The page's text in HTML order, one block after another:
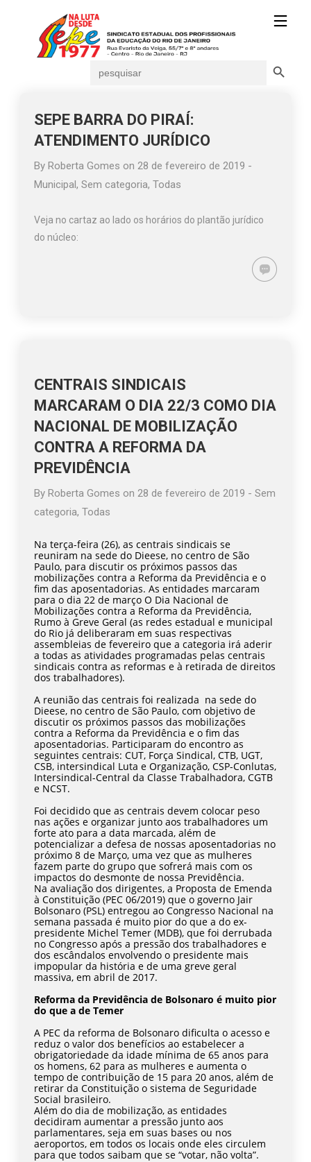
for:
SEPE BARRA DO PIRAÍ:
ATENDIMENTO JURÍDICO
ByRoberta Gomes on28 de fevereiro de 2019 -
Municipal,Sem categoria,Todas
Veja no cartaz ao lado os horários do plantão jurídico
do núcleo:
CENTRAIS SINDICAIS
MARCARAM O DIA 22/3 COMO DIA
NACIONAL DE MOBILIZAÇÃO
CONTRA A REFORMA DA
PREVIDÊNCIA
ByRoberta Gomes on28 de fevereiro de 2019 -Sem
categoria,Todas
Na terça-feira (26), as centrais sindicais se
reuniram na sede do Dieese, no centro de São
Paulo, para discutir os próximos passos das
mobilizações contra a Reforma da Previdência e o
fim das aposentadorias. As entidades marcaram
para o dia 22 de março O Dia Nacional de
Mobilizações contra a Reforma da Previdência,
Rumo à Greve Geral (as redes estadual e municipal
do Rio já deliberaram em suas respectivas
assembleias de fevereiro que a categoria irá aderir
a todas as atividades programadas pelas centrais
sindicais contra as reformas e à retirada de direitos
dos trabalhadores).
A reunião das centrais foi realizada na sede do
Dieese, no centro de São Paulo, com objetivo de
discutir os próximos passos das mobilizações
contra a Reforma da Previdência e o fim das
aposentadorias. Participaram do encontro as
seguintes centrais: CUT, Força Sindical, CTB, UGT,
CSB, intersindical Luta e Organização, CSP-Conlutas,
Intersindical-Central da Classe Trabalhadora, CGTB
e NCST.
Foi decidido que as centrais devem colocar peso
nas ações e organizar junto aos trabalhadores um
forte ato para a data marcada, além de
potencializar a defesa de nossas aposentadorias no
próximo 8 de Março, uma vez que as mulheres
fazem parte do grupo que sofrerá mais com os
impactos do desmonte de nossa Previdência.
Na avaliação dos dirigentes, a Proposta de Emenda
à Constituição (PEC 06/2019) que o governo Jair
Bolsonaro (PSL) entregou ao Congresso Nacional na
semana passada é muito pior do que a do ex-
presidente Michel Temer (MDB), que foi derrubada
no Congresso após a pressão dos trabalhadores e
dos escândalos envolvendo o presidente mais
impopular da história e de uma greve geral
massiva, em abril de 2017.
Reforma da Previdência de Bolsonaro é muito pior
do que a de Temer
A PEC da reforma de Bolsonaro dificulta o acesso e
reduz o valor dos benefícios ao estabelecer a
obrigatoriedade da idade mínima de 65 anos para
os homens, 62 para as mulheres e aumenta o
tempo de contribuição de 15 para 20 anos, além de
retirar da Constituição o sistema de Seguridade
Social brasileiro.
Além do dia de mobilização, as entidades
decidiram aumentar a pressão junto aos
parlamentares, seja em suas bases ou nos
aeroportos, em todos os locais onde eles circulem
para que todos saibam que se “votar, não volta”.